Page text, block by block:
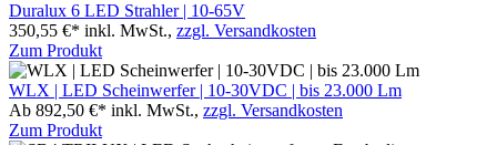
Duralux 6 LED Strahler | 10-65V
350,55 €* inkl. MwSt., zzgl. Versandkosten
Zum Produkt
WLX | LED Scheinwerfer | 10-30VDC | bis 23.000 Lm
Ab 892,50 €* inkl. MwSt., zzgl. Versandkosten
Zum Produkt